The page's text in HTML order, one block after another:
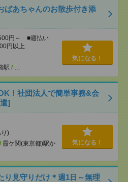
ばあちゃんのお散歩付き添
円～ ■週払い
円以上
駅 / …
気になる！
！社団法人で簡単事務&会
]
)
/ 霞ケ関(東京都)駅か
気になる！
り見守りだけ＊週1日～無理